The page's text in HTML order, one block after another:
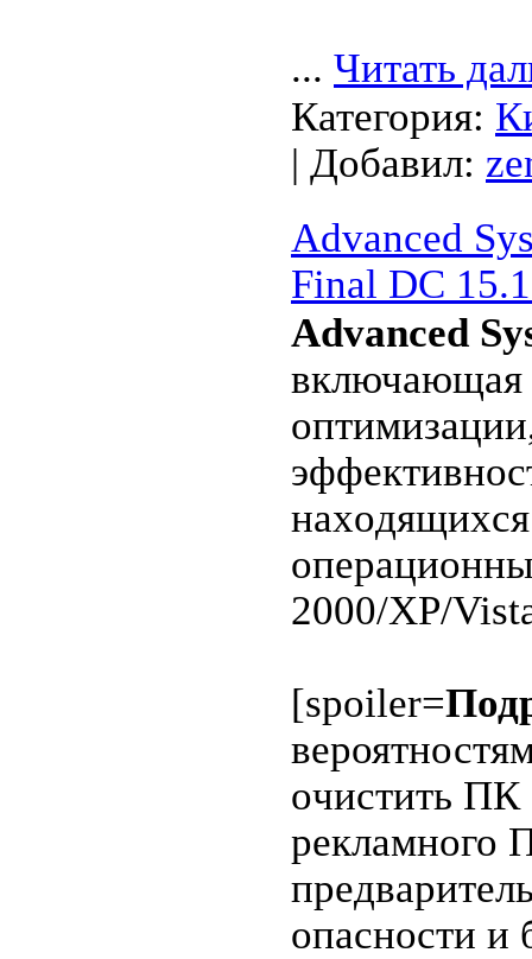
... Читать
Категория:
| Добавил:
Advanced
Final DC
Advanced
включающaя
2000/XP/
[spoiler=
oчистить ПК
рекламного
опасноcти и